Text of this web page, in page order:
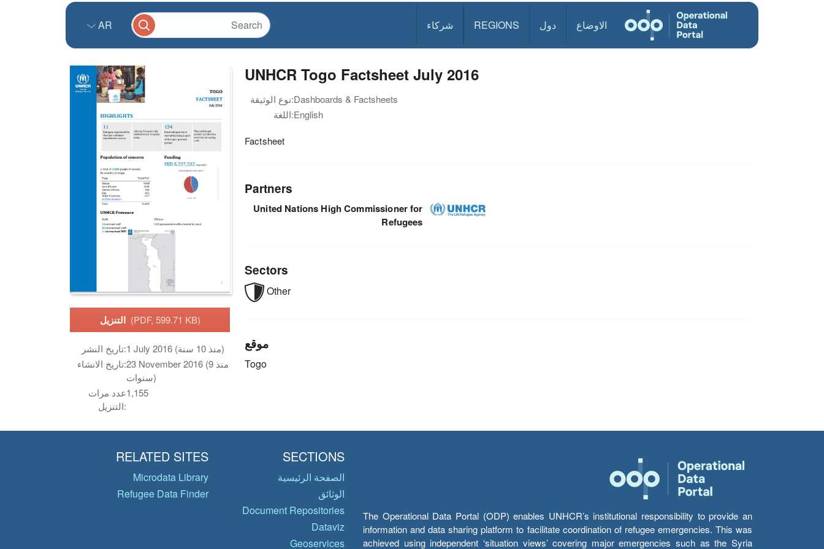
الاوضاع دول REGIONS شركاء AR
التنزيل (PDF, 599.71 KB)
تاريخ النشر:
1 July 2016 (منذ 10 سنة)
تاريخ الانشاء:23 November 2016 (منذ 9
سنوات)
عدد مرات
التنزيل:
1,155
UNHCR Togo Factsheet July 2016
نوع الوثيقة:Dashboards & Factsheets
اللغة:English
Factsheet
Partners
United Nations High Commissioner for
Refugees
Sectors
Other
موقع
Togo
The Operational Data Portal (ODP) enables UNHCR’s institutional responsibility to provide an
information and data sharing platform to facilitate coordination of refugee emergencies. This was
achieved using independent ‘situation views’ covering major emergencies such as the Syria
SECTIONS
الصفحة الرئيسية
الوثائق
Document Repositories
Dataviz
Geoservices
RELATED SITES
Microdata Library
Refugee Data Finder